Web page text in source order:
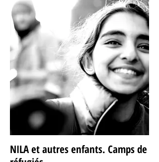
NILA et autres enfants. Camps de